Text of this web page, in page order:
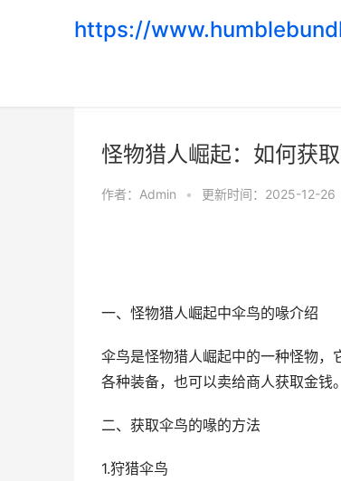
https://
怪物猎人崛起：如何获取
作者： Admin • 更新时间：2025-12-26
一、怪物猎人崛起中伞鸟的喙介绍
伞鸟是怪物猎人崛起中的一种怪物
各种装备，也可以卖给商人获取金钱
二、获取伞鸟的喙的方法
1.狩猎伞鸟